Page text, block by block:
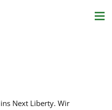
Next Liberty. Wir